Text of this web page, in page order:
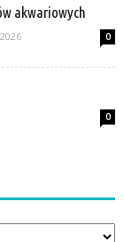
akwariowych
0
0